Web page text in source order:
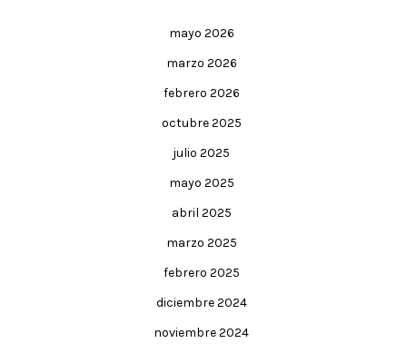
mayo 2026
marzo 2026
febrero 2026
octubre 2025
julio 2025
mayo 2025
abril 2025
marzo 2025
febrero 2025
diciembre 2024
noviembre 2024